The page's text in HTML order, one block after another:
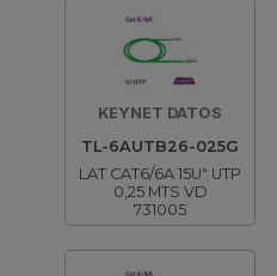
KEYNET DATOS
TL-6AUTB26-025G
LAT CAT6/6A 15U" UTP
0,25 MTS VD
731005